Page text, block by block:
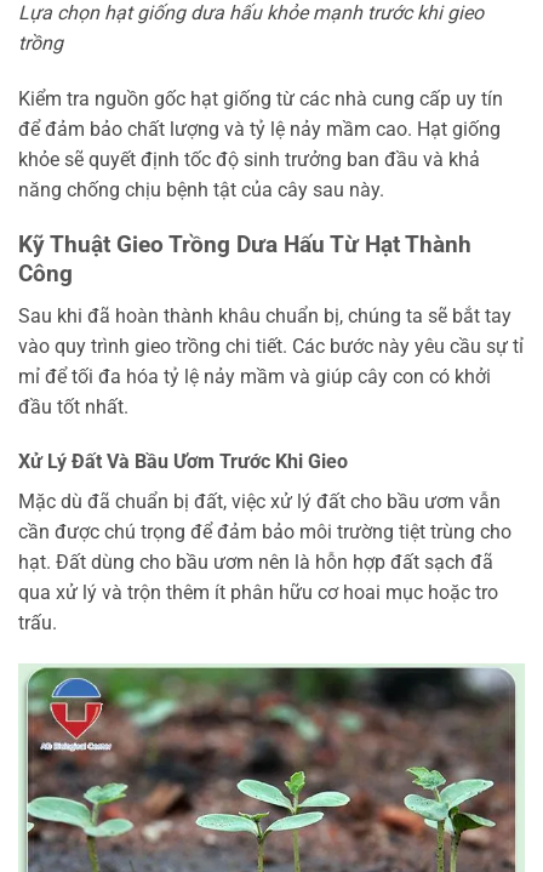
Lựa chọn hạt giống dưa hấu khỏe mạnh trước khi gieo
trồng
Kiểm tra nguồn gốc hạt giống từ các nhà cung cấp uy tín
để đảm bảo chất lượng và tỷ lệ nảy mầm cao. Hạt giống
khỏe sẽ quyết định tốc độ sinh trưởng ban đầu và khả
năng chống chịu bệnh tật của cây sau này.
Kỹ Thuật Gieo Trồng Dưa Hấu Từ Hạt Thành
Công
Sau khi đã hoàn thành khâu chuẩn bị, chúng ta sẽ bắt tay
vào quy trình gieo trồng chi tiết. Các bước này yêu cầu sự tỉ
mỉ để tối đa hóa tỷ lệ nảy mầm và giúp cây con có khởi
đầu tốt nhất.
Xử Lý Đất Và Bầu Ươm Trước Khi Gieo
Mặc dù đã chuẩn bị đất, việc xử lý đất cho bầu ươm vẫn
cần được chú trọng để đảm bảo môi trường tiệt trùng cho
hạt. Đất dùng cho bầu ươm nên là hỗn hợp đất sạch đã
qua xử lý và trộn thêm ít phân hữu cơ hoai mục hoặc tro
trấu.